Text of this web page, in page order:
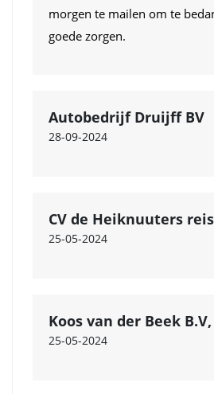
morgen te mailen om te
goede zorgen.
Autobedrijf Druijff BV
28-09-2024
CV de Heiknuuters
25-05-2024
Koos van der Beek
25-05-2024